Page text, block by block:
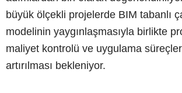
büyük ölçekli projelerde BIM tabanlı
modelinin yaygınlaşmasıyla birlikte
maliyet kontrolü ve uygulama
artırılması bekleniyor.